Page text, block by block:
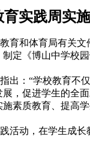
实践周实
育和体育局有关
定《博山中学校
出：“学校教育不
，促进学生的全
素质教育、提高学
活动，在学生成